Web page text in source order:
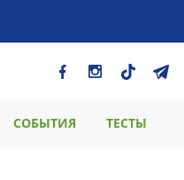
СОБЫТИЯ ТЕСТЫ